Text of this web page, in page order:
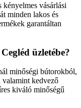
vásárlási
minden lakos és
garantáltan
üzletébe?
minőségi bútorokból,
valamint kedvező
kiváló minőségű